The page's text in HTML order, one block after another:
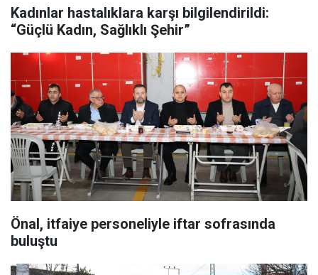
Kadınlar hastalıklara karşı bilgilendirildi:
“Güçlü Kadın, Sağlıklı Şehir”
Önal, itfaiye personeliyle iftar sofrasında
buluştu